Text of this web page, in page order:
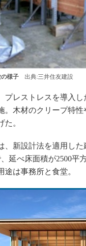
様子出典:三井住友建設
レストレスを導入
。木材のクリープ特
た。
新設計法を適用した
延べ床面積が2500平
途は事務所と食堂。